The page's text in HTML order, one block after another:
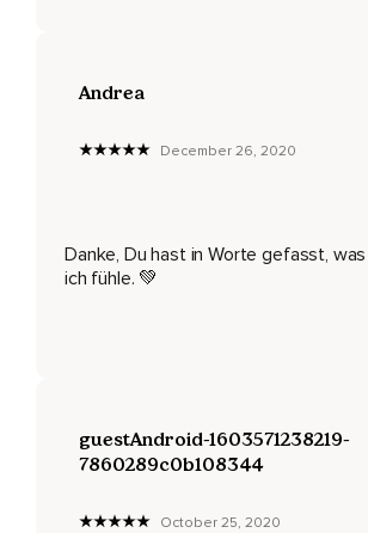
Weiß ich nicht,
Du kannst sie die Essenz nennen,
Egal was Du denkst,
Was Du sagst,
Andrea
December 26, 2020
Danke, Du hast in Worte gefasst, was
ich fühle. 💚
guestAndroid-1603571238219-
7860289c0b108344
October 25, 2020